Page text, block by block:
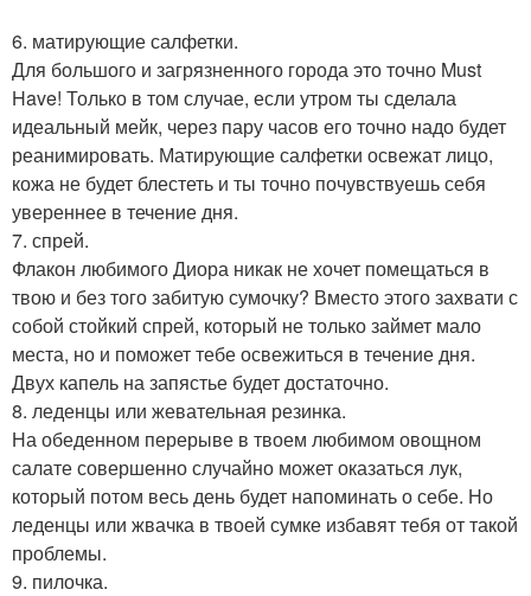
6. матирующие салфетки.
Для большого и загрязненного города это точно Must
Have! Только в том случае, если утром ты сделала
идеальный мейк, через пару часов его точно надо будет
реанимировать. Матирующие салфетки освежат лицо,
кожа не будет блестеть и ты точно почувствуешь себя
увереннее в течение дня.
7. спрей.
Флакон любимого Диора никак не хочет помещаться в
твою и без того забитую сумочку? Вместо этого захвати с
собой стойкий спрей, который не только займет мало
места, но и поможет тебе освежиться в течение дня.
Двух капель на запястье будет достаточно.
8. леденцы или жевательная резинка.
На обеденном перерыве в твоем любимом овощном
салате совершенно случайно может оказаться лук,
который потом весь день будет напоминать о себе. Но
леденцы или жвачка в твоей сумке избавят тебя от такой
проблемы.
9. пилочка.